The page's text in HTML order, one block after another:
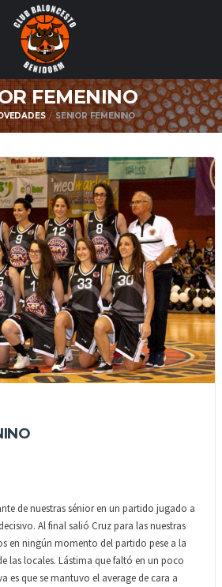
FEMENINO
SENIOR FEMENINO
de nuestras sénior en un partido jugado a
Al final salió Cruz para las nuestras
en ningún momento del partido pese a la
las locales. Lástima que faltó en un poco
es que se mantuvo el average de cara a